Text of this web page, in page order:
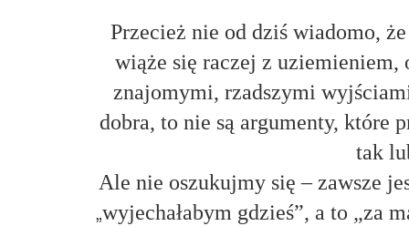
Przecież nie od dziś wiadomo,
wiąże się raczej z
znajomymi, rzadszymi
dobra, to nie są argumenty, które
tak
Ale nie oszukujmy się – zawsze
„wyjechałabym gdzieś”, a to „za